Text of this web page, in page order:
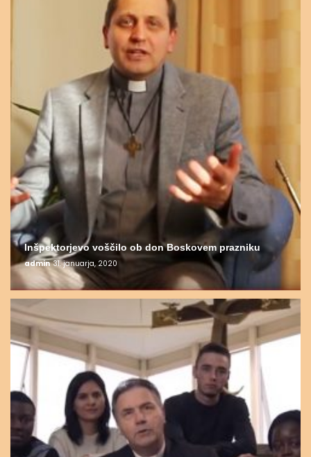
Inšpektorjevo voščilo ob don Boskovem prazniku
admin 31. januarja, 2020